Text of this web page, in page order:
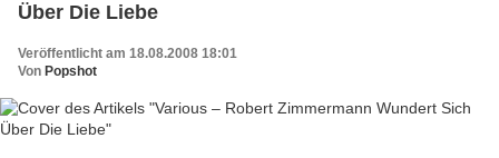
Über Die Liebe
Veröffentlicht am 18.08.2008 18:01
Von Popshot